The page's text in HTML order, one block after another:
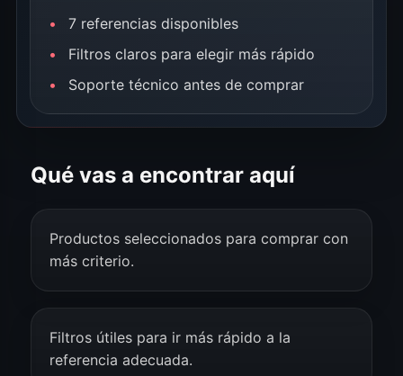
7 referencias disponibles
Filtros claros para elegir más rápido
Soporte técnico antes de comprar
Qué vas a encontrar aquí
Productos seleccionados para comprar con
más criterio.
Filtros útiles para ir más rápido a la
referencia adecuada.